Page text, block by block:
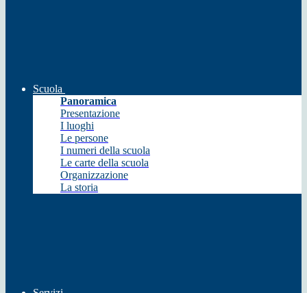
Scuola
Panoramica
Presentazione
I luoghi
Le persone
I numeri della scuola
Le carte della scuola
Organizzazione
La storia